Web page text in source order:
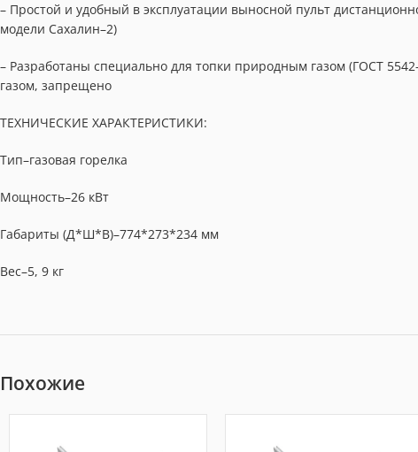
– Простой и удобный в эксплуатации выносной пульт
модели Сахалин–2)
– Разработаны специально для топки природным газом (ГОСТ
газом, запрещено
ТЕХНИЧЕСКИЕ ХАРАКТЕРИСТИКИ:
Тип–газовая горелка
Мощность–26 кВт
Габариты (Д*Ш*В)–774*273*234 мм
Вес–5, 9 кг
Похожие